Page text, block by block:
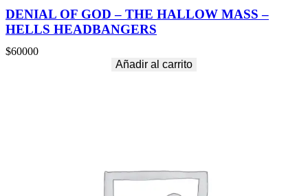
DENIAL OF GOD – THE HALLOW MASS –
HELLS HEADBANGERS
$60000
Añadir al carrito